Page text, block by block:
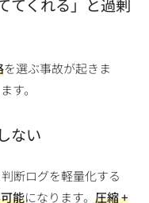
てくれる」と過剰
を選ぶ事故が起きま
す。
ない
断ログを軽量化する
能になります。圧縮 +